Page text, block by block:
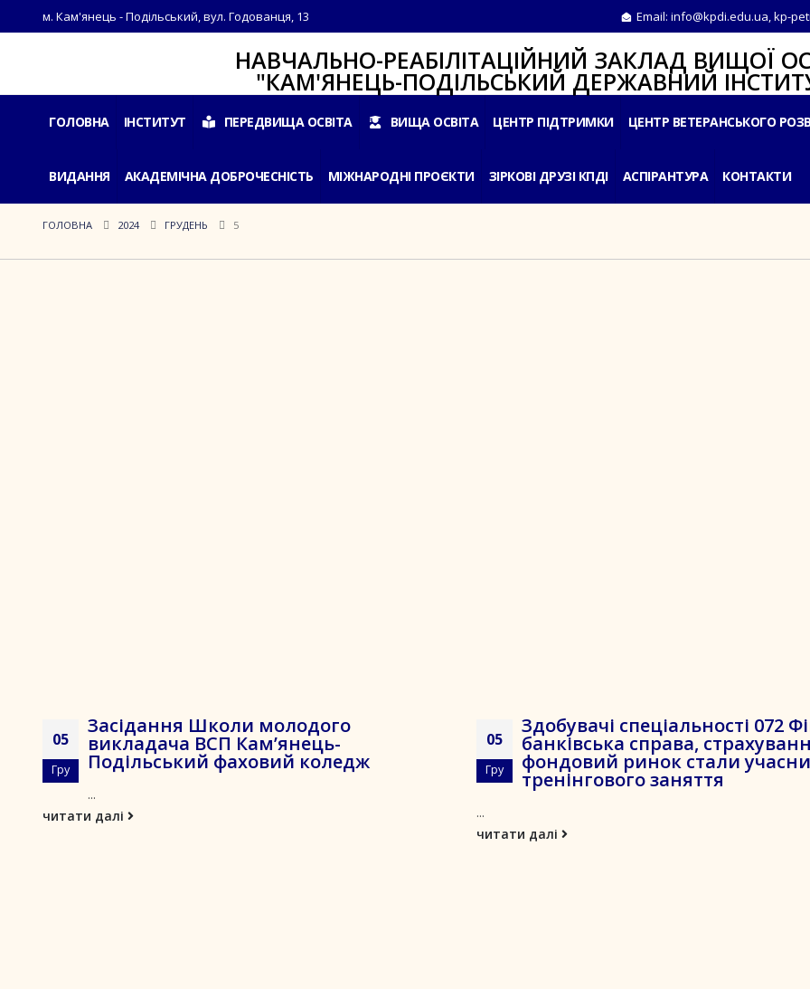
м. Кам'янець - Подільський, вул. Годованця, 13 Email: info@kpdi.edu.ua,kp-
НАВЧАЛЬНО-РЕАБІЛІТАЦІЙНИЙ ЗАКЛАД ВИЩОЇ
"КАМ'ЯНЕЦЬ-ПОДІЛЬСЬКИЙ ДЕРЖАВНИЙ
ГОЛОВНА ІНСТИТУТ ПЕРЕДВИЩА ОСВІТА ВИЩА ОСВІТА ЦЕНТР ПІДТРИМКИ ЦЕНТР ВЕТЕРАНСЬКОГО
ВИДАННЯ АКАДЕМІЧНА ДОБРОЧЕСНІСТЬ МІЖНАРОДНІ ПРОЄКТИ ЗІРКОВІ ДРУЗІ КПДІ АСПІРАНТУРА КОНТАКТИ
ГОЛОВНА 2024 ГРУДЕНЬ 5
05
Гру
Засідання Школи молодого
викладача ВСП Кам’янець-
Подільський фаховий коледж
...
читати далі
05
Гру
Здобувачі спеціальності 072
банківська справа,
фондовий ринок стали
тренінгового заняття
...
читати далі